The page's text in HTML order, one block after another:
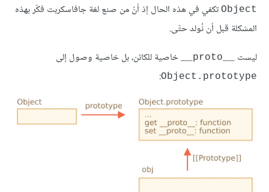
Object تكفي في هذه الحال إذ أنّ من صنع لغة جافاسكربت فكّر بهذه
المشكلة قبل أن نُولد حتّى.
ليست
خاصية للكائن، بل خاصية وصول إلى
Object.prototype
: